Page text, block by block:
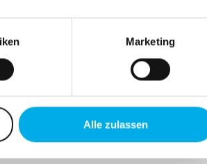
Meter genau sein können
identifizieren
legen Sie Ihre Präferenzen imAbschnitt
für soziale Medien anbieten zu können
zu Ihrer Verwendung unserer
Partner führen diese Informationen
oder die sie im Rahmen Ihrer Nutzung
Marketing
Alle zulassen